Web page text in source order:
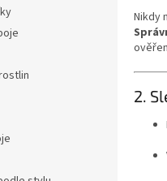
Nikdy
2.